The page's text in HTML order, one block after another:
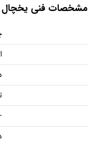
مشخصات فنی یخچال